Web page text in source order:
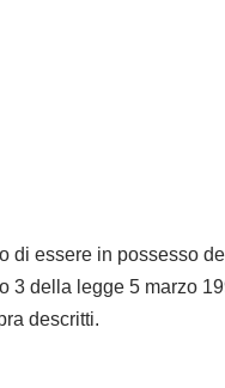
di essere in possesso
3 della legge 5 marzo
descritti.